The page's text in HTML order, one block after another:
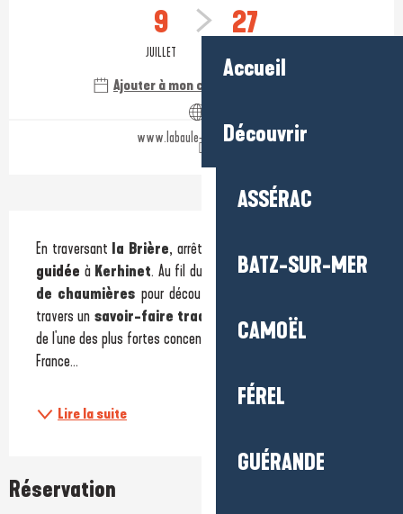
Accueil
Découvrir
ASSÉRAC
BATZ-SUR-MER
CAMOËL
FÉREL
GUÉRANDE
9
JUILLET
27
Ajouter à mon calendrier Google
www.labaule-guerande.com
Description
En traversant la Brière, arrêtez-vous le temps d'une
guidée à Kerhinet. Au fil du chemin, parcourez ce village
de chaumières pour découvrir son histoire et son bâti à
travers un savoir-faire traditionnel
. Une balade au cœur
de l'une des plus fortes concentrations de toits de chaume en
France...
Lire la suite
Réservation